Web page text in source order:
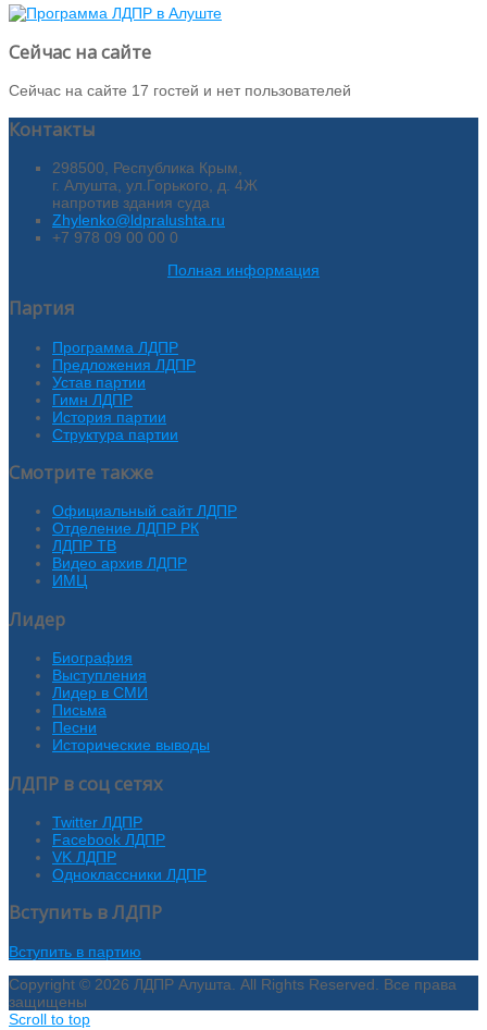
Сейчас на сайте
Сейчас на сайте 17 гостей и нет пользователей
Контакты
298500, Республика Крым,
г. Алушта, ул.Горького, д. 4Ж
напротив здания суда
Zhylenko@ldpralushta.ru
+7 978 09 00 00 0
Полная информация
Партия
Программа ЛДПР
Предложения ЛДПР
Устав партии
Гимн ЛДПР
История партии
Структура партии
Смотрите также
Официальный сайт ЛДПР
Отделение ЛДПР РК
ЛДПР ТВ
Видео архив ЛДПР
ИМЦ
Лидер
Биография
Выступления
Лидер в СМИ
Письма
Песни
Исторические выводы
ЛДПР в соц сетях
Twitter ЛДПР
Facebook ЛДПР
VK ЛДПР
Одноклассники ЛДПР
Вступить в ЛДПР
Вступить в партию
Copyright © 2026 ЛДПР Алушта. All Rights Reserved. Все права
защищены
Scroll to top